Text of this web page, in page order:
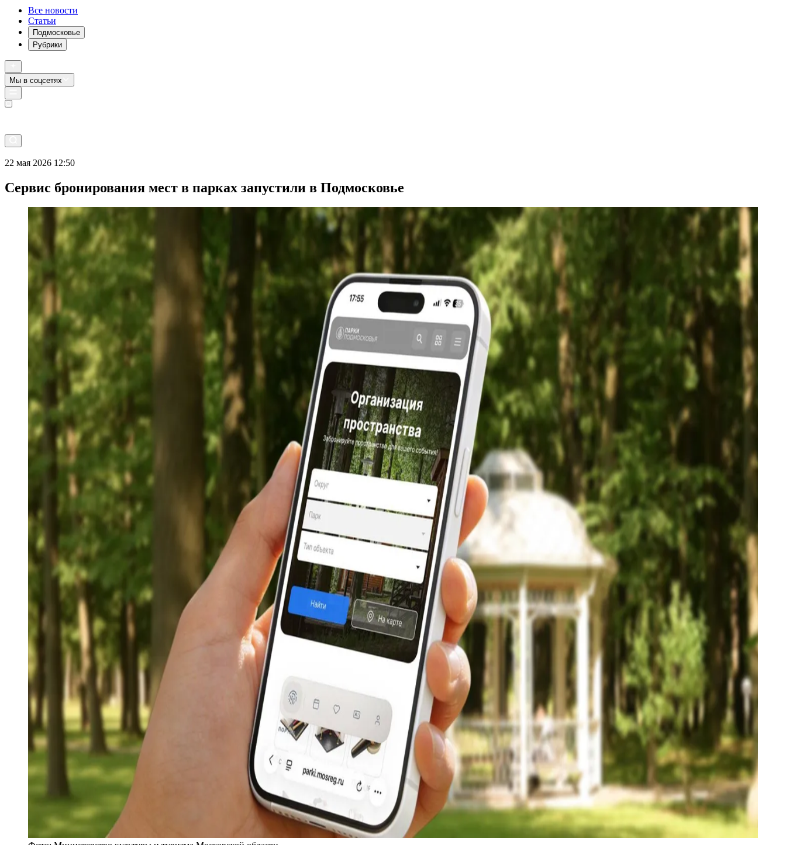
Все новости
Статьи
Подмосковье
Рубрики
Мы в соцсетях
22 мая 2026 12:50
Сервис бронирования мест в парках запустили в Подмосковье